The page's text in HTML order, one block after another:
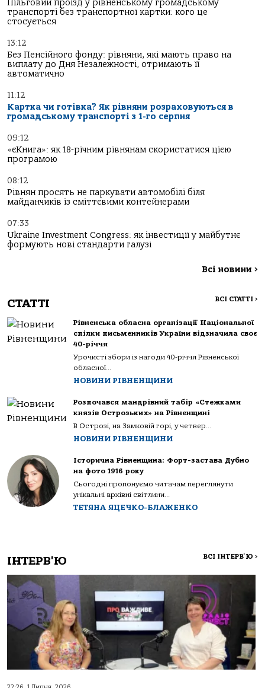
Пільговий проїзд у рівненському громадському
транспорті без транспортної картки: кого це
стосується
13:12
Без Пенсійного фонду: рівняни, які мають право на
виплату до Дня Незалежності, отримають її
автоматично
11:12
Картка чи готівка? Як рівняни розраховуються в
громадському транспорті з 1-го серпня
09:12
«єКнига»: як 18-річним рівнянам скористатися цією
програмою
08:12
Рівнян просять не паркувати автомобілі біля
майданчиків із сміттєвими контейнерами
07:33
Ukraine Investment Congress: як інвестиції у майбутнє
формують нові стандарти галузі
Всі новини >
СТАТТІ ВСІ СТАТТІ >
Рівненська обласна організації Національної
спілки письменників України відзначила своє
40-річчя
Урочисті збори із нагоди 40-річчя Рівненської
обласної...
НОВИНИ РІВНЕНЩИНИ
Розпочався мандрівний табір «Стежками
князів Острозьких» на Рівненщині
В Острозі, на Замковій горі, у четвер...
НОВИНИ РІВНЕНЩИНИ
Історична Рівненщина: Форт-застава Дубно
на фото 1916 року
Сьогодні пропонуємо читачам переглянути
унікальні архівні світлини...
ТЕТЯНА ЯЦЕЧКО-БЛАЖЕНКО
ІНТЕРВ'Ю ВСІ ІНТЕРВ'Ю >